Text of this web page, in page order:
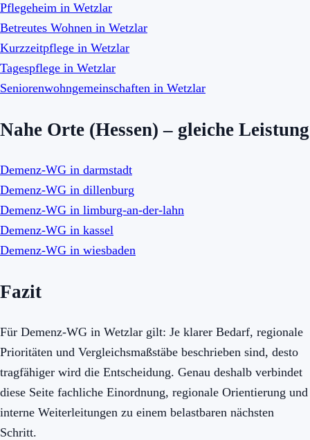
Pflegeheim in Wetzlar
Betreutes Wohnen in Wetzlar
Kurzzeitpflege in Wetzlar
Tagespflege in Wetzlar
Seniorenwohngemeinschaften in Wetzlar
Nahe Orte (Hessen) – gleiche Leistung
Demenz-WG in darmstadt
Demenz-WG in dillenburg
Demenz-WG in limburg-an-der-lahn
Demenz-WG in kassel
Demenz-WG in wiesbaden
Fazit
Für Demenz-WG in Wetzlar gilt: Je klarer Bedarf, regionale
Prioritäten und Vergleichsmaßstäbe beschrieben sind, desto
tragfähiger wird die Entscheidung. Genau deshalb verbindet
diese Seite fachliche Einordnung, regionale Orientierung und
interne Weiterleitungen zu einem belastbaren nächsten
Schritt.